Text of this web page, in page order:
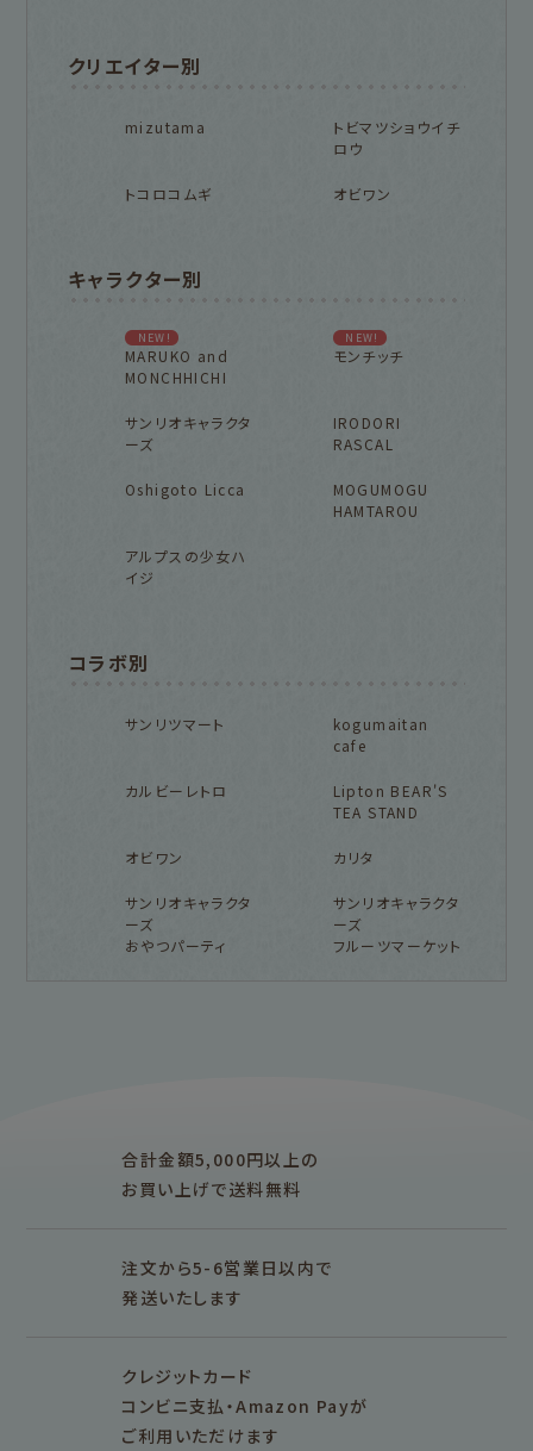
クリエイター別
mizutama
トビマツショウイチ
ロウ
トコロコムギ オビワン
キャラクター別
NEW!
MARUKO and
MONCHHICHI
NEW!
モンチッチ
サンリオキャラクタ
ーズ
IRODORI
RASCAL
Oshigoto Licca
MOGUMOGU
HAMTAROU
アルプスの少女ハ
イジ
コラボ別
サンリツマート
kogumaitan
cafe
カルビーレトロ
Lipton BEAR'S
TEA STAND
オビワン カリタ
サンリオキャラクタ
ーズ
おやつパーティ
サンリオキャラクタ
ーズ
フルーツマーケット
雑貨類
M5 M6
その他
サンリオキャラクタ
ーズ
おやつパーティ
おりがみ
合計金額5,000円以上の
お買い上げで送料無料
注文から5-6営業日以内で
発送いたします
クレジットカード
コンビニ支払・Amazon Payが
ご利用いただけます